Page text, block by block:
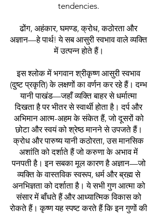
tendencies.
ढोंग, अहंकार, घमण्ड, क्रोध, कठोरता और
अज्ञान—हे पार्थ! ये सब आसुरी स्वभाव वाले व्यक्ति
में उत्पन्न होते हैं।
इस श्लोक में भगवान श्रीकृष्ण आसुरी स्वभाव
(दुष्ट प्रकृति) के लक्षणों का वर्णन कर रहे हैं। दम्भ
यानी पाखंड—जहाँ व्यक्ति बाहर से धर्मात्मा
दिखता है पर भीतर से स्वार्थी होता है। दर्प और
अभिमान आत्म-अहम के संकेत हैं, जो दूसरों को
छोटा और स्वयं को श्रेष्ठ मानने से उपजते हैं।
क्रोध और पारुष्य यानी कठोरता, उस मानसिक
अशांति को दर्शाते हैं जो करुणा के अभाव में
पनपती है। इन सबका मूल कारण है अज्ञान—जो
व्यक्ति के वास्तविक स्वरूप, धर्म और ब्रह्म से
अनभिज्ञता को दर्शाता है। ये सभी गुण आत्मा को
संसार में बाँधते हैं और आध्यात्मिक विकास को
रोकते हैं। कृष्ण यह स्पष्ट करते हैं कि इन गुणों की